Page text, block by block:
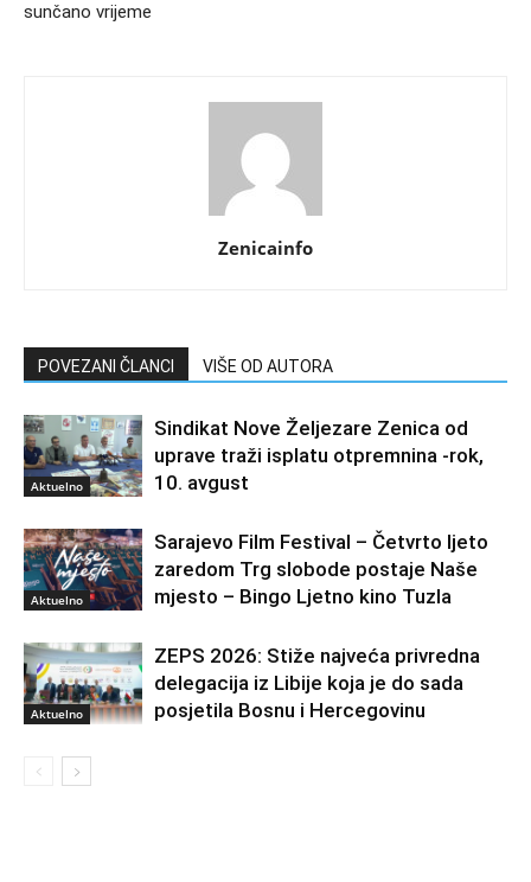
sunčano vrijeme
Zenicainfo
POVEZANI ČLANCI VIŠE OD AUTORA
Aktuelno
Sindikat Nove Željezare Zenica od
uprave traži isplatu otpremnina -rok,
10. avgust
Aktuelno
Sarajevo Film Festival – Četvrto ljeto
zaredom Trg slobode postaje Naše
mjesto – Bingo Ljetno kino Tuzla
Aktuelno
ZEPS 2026: Stiže najveća privredna
delegacija iz Libije koja je do sada
posjetila Bosnu i Hercegovinu